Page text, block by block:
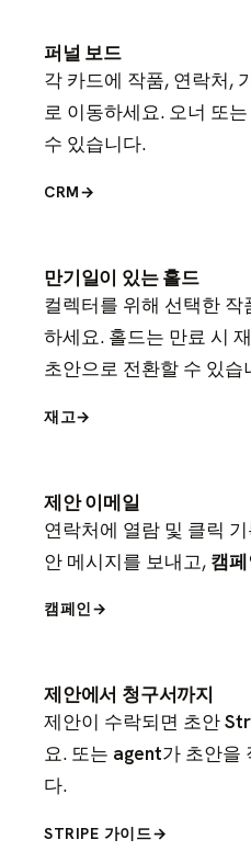
퍼널 보드
각 카드에 작품, 연락처,
로 이동하세요. 오너 또
수 있습니다.
CRM→
만기일이 있는 홀드
컬렉터를 위해 선택한
하세요. 홀드는 만료 시
초안으로 전환할 수 있습
재고→
제안 이메일
연락처에 열람 및 클릭
안 메시지를 보내고, 캠페
캠페인→
제안에서 청구서까지
제안이 수락되면 초안
요. 또는 agent가 초안을
다.
STRIPE 가이드→